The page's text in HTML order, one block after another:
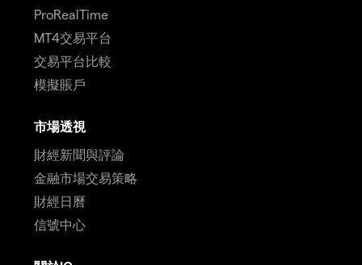
ProRealTime
MT4交易平台
交易平台比較
模擬賬戶
市場透視
財經新聞與評論
金融市場交易策略
財經日曆
信號中心